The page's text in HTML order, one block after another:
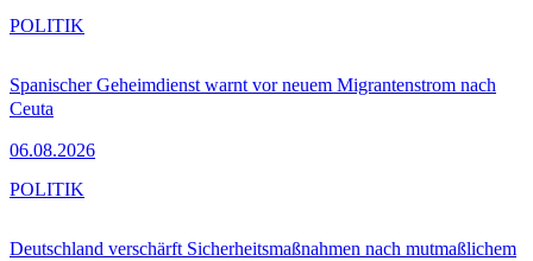
Spanischer Geheimdienst warnt vor neuem Migrantenstrom nach
Ceuta
06.08.2026
POLITIK
Deutschland verschärft Sicherheitsmaßnahmen nach mutmaßlichem
POLITIK